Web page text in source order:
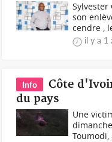
son
cendre ,
il y a 1
Info
Côte
du pays
Une
Toumodi,